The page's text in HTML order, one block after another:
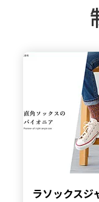
ラソックスジ